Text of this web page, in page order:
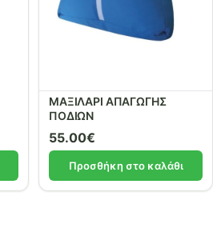
ΜΑΞΙΛΑΡΙ ΑΠΑΓΩΓΗΣ
ΠΟΔΙΩΝ
55.00€
Προσθήκη στο καλάθι